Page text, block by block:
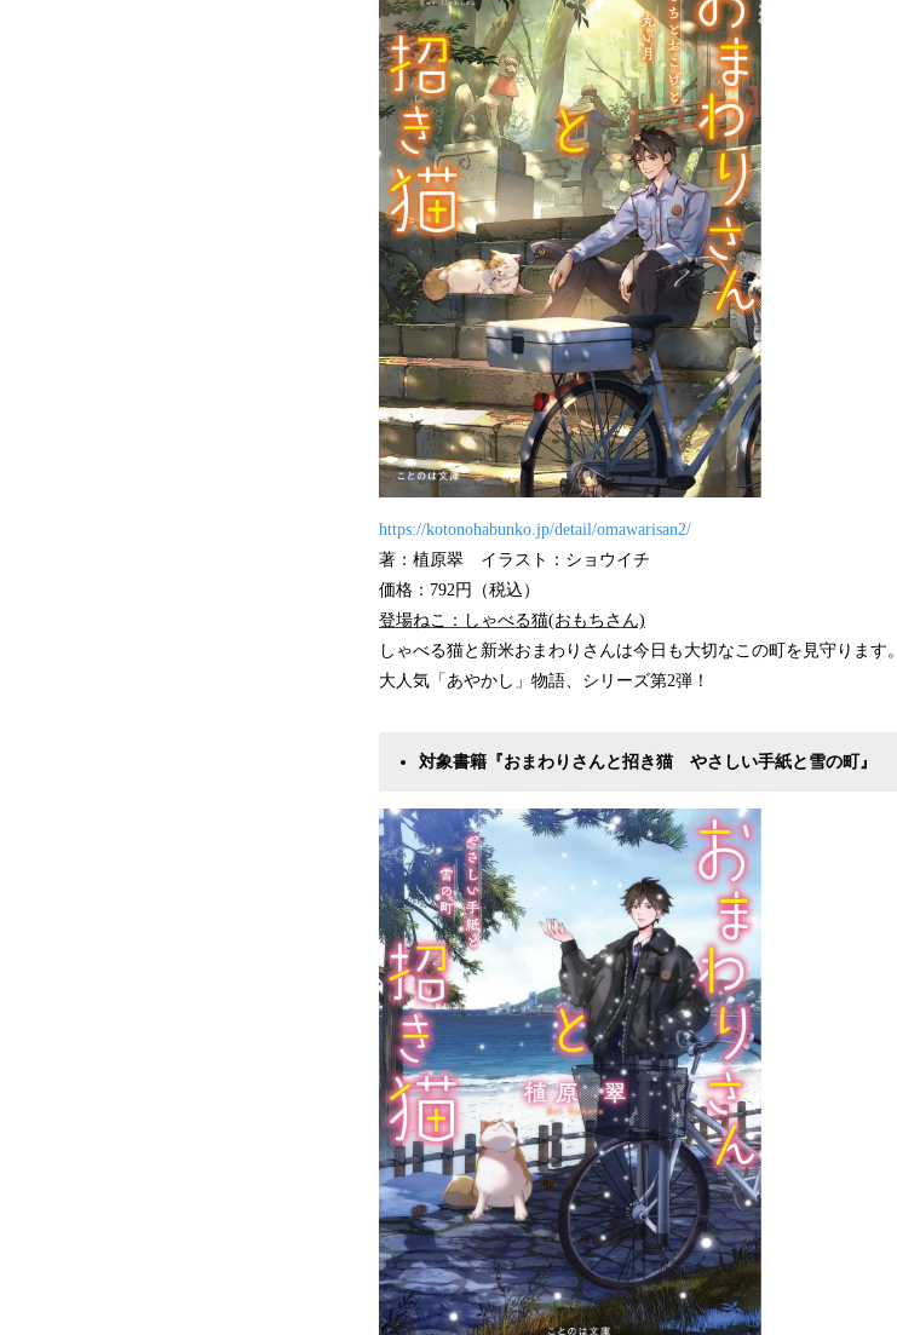
https://kotonohabunko.jp/detail/omawarisan2/
著：植原翠 イラスト：ショウイチ
価格：792円（税込）
登場ねこ：しゃべる猫(おもちさん)
しゃべる猫と新米おまわりさんは今日も大切なこの町を見守ります。
大人気「あやかし」物語、シリーズ第2弾！
対象書籍『おまわりさんと招き猫 やさしい手紙と雪の町』